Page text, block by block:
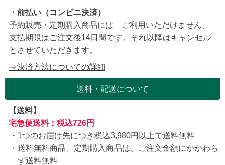
・前払い（コンビニ決済）
予約販売・定期購入商品には ご利用いただけません。
支払期限はご注文後14日間です。それ以降はキャンセル
とさせていただきます。
⇒決済方法についての詳細
送料・配送について
【送料】
宅急便送料：税込726円
1つのお届け先につき税込3,980円以上で送料無料
送料無料商品、定期購入商品は、ご注文金額にかかわら
ず送料無料